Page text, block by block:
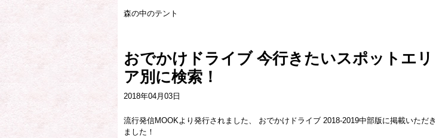
森の中のテント
おでかけドライブ 今行きたいスポットエリ
ア別に検索！
2018年04月03日
流行発信MOOKより発行されました、 おでかけドライブ 2018-2019中部版に掲載いただき
ました！